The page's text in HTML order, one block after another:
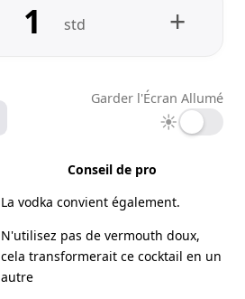
std +
Garder l'Écran Allumé
☀
Conseil de pro
La vodka convient également.
N'utilisez pas de vermouth doux,
cela transformerait ce cocktail en un
autre